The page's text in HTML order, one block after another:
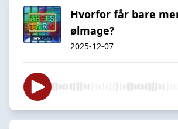
Hvorfor får bare
ølmage?
2025-12-07